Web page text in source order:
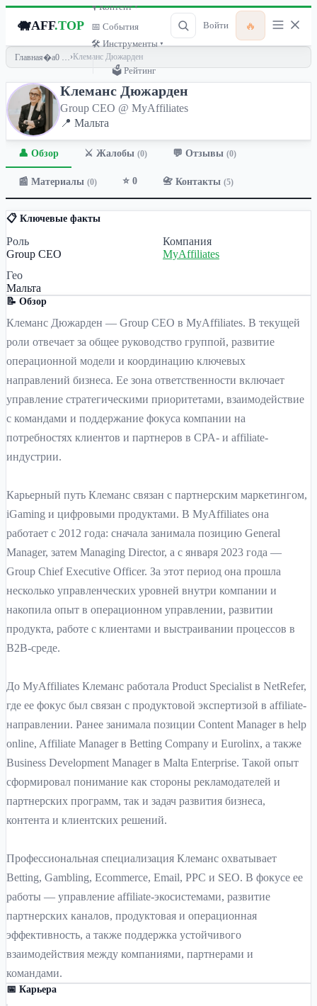
🐗AFF.TOP
🎙 Контент ▾
📅 События
🛠 Инструменты ▾
🗳 Рейтинг
Войти 🔥
Главная › Клеманс Дюжарден
Клеманс Дюжарден
Group CEO @ MyAffiliates
📍 Мальта
👤 Обзор ⚔️ Жалобы (0) 💬 Отзывы (0)
📰 Материалы (0) ⭐ 0 📇 Контакты (5)
📋 Ключевые факты
Роль
Group CEO
Компания
MyAffiliates
Гео
Мальта
📝 Обзор
Клеманс Дюжарден — Group CEO в MyAffiliates. В текущей
роли отвечает за общее руководство группой, развитие
операционной модели и координацию ключевых
направлений бизнеса. Ее зона ответственности включает
управление стратегическими приоритетами, взаимодействие
с командами и поддержание фокуса компании на
потребностях клиентов и партнеров в CPA- и affiliate-
индустрии.
Карьерный путь Клеманс связан с партнерским маркетингом,
iGaming и цифровыми продуктами. В MyAffiliates она
работает с 2012 года: сначала занимала позицию General
Manager, затем Managing Director, а с января 2023 года —
Group Chief Executive Officer. За этот период она прошла
несколько управленческих уровней внутри компании и
накопила опыт в операционном управлении, развитии
продукта, работе с клиентами и выстраивании процессов в
B2B-среде.
До MyAffiliates Клеманс работала Product Specialist в NetRefer,
где ее фокус был связан с продуктовой экспертизой в affiliate-
направлении. Ранее занимала позиции Content Manager в help
online, Affiliate Manager в Betting Company и Eurolinx, а также
Business Development Manager в Malta Enterprise. Такой опыт
сформировал понимание как стороны рекламодателей и
партнерских программ, так и задач развития бизнеса,
контента и клиентских решений.
Профессиональная специализация Клеманс охватывает
Betting, Gambling, Ecommerce, Email, PPC и SEO. В фокусе ее
работы — управление affiliate-экосистемами, развитие
партнерских каналов, продуктовая и операционная
эффективность, а также поддержка устойчивого
взаимодействия между компаниями, партнерами и
командами.
📅 Карьера